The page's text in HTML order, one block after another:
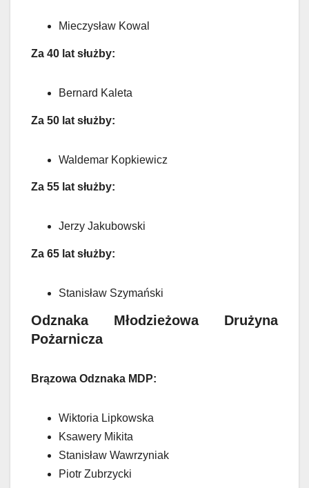
Mieczysław Kowal
Za 40 lat służby:
Bernard Kaleta
Za 50 lat służby:
Waldemar Kopkiewicz
Za 55 lat służby:
Jerzy Jakubowski
Za 65 lat służby:
Stanisław Szymański
Odznaka Młodzieżowa Drużyna
Pożarnicza
Brązowa Odznaka MDP:
Wiktoria Lipkowska
Ksawery Mikita
Stanisław Wawrzyniak
Piotr Zubrzycki